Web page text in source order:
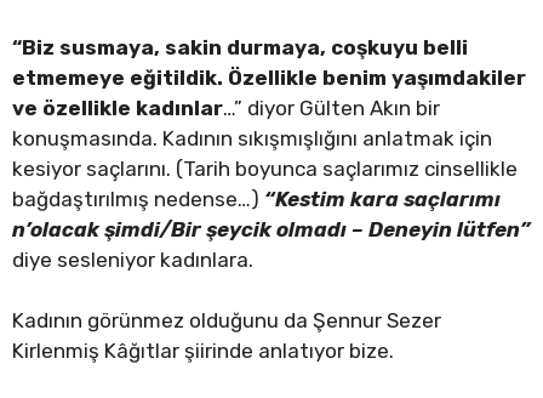
“Biz susmaya, sakin durmaya, coşkuyu belli
etmemeye eğitildik. Özellikle benim yaşımdakiler
ve özellikle kadınlar…” diyor Gülten Akın bir
konuşmasında. Kadının sıkışmışlığını anlatmak için
kesiyor saçlarını. (Tarih boyunca saçlarımız cinsellikle
bağdaştırılmış nedense…) “Kestim kara saçlarımı
n’olacak şimdi/Bir şeycik olmadı – Deneyin lütfen”
diye sesleniyor kadınlara.
Kadının görünmez olduğunu da Şennur Sezer
Kirlenmiş Kâğıtlar şiirinde anlatıyor bize.